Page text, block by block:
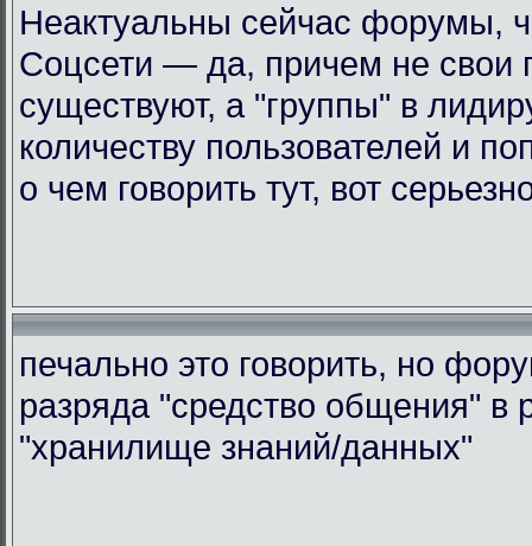
Неактуальны сейчас форумы,
Соцсети — да, причем не свои
существуют, а "группы" в
количеству пользователей и
о чем говорить тут, вот
печально это говорить, но
разряда "средство общения" в
"хранилище знаний/данных"